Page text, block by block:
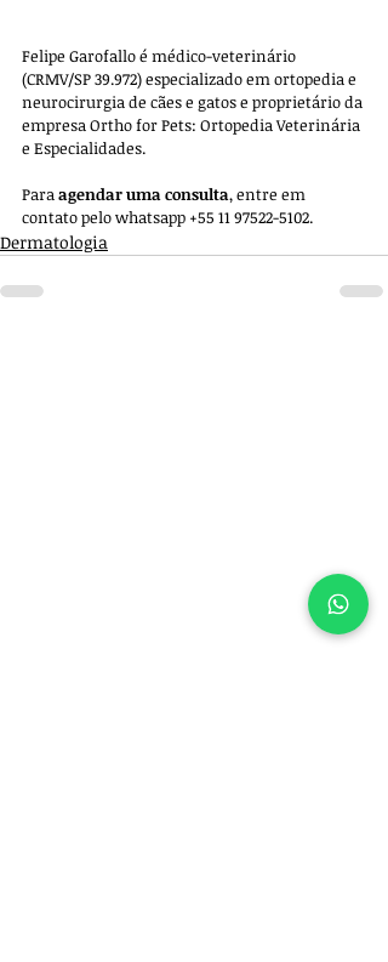
Felipe Garofallo é médico-veterinário
(CRMV/SP 39.972) especializado em ortopedia e
neurocirurgia de cães e gatos e proprietário da
empresa Ortho for Pets: Ortopedia Veterinária
e Especialidades.
Para agendar uma consulta, entre em
contato pelo whatsapp +55 11 97522-5102.
Dermatologia